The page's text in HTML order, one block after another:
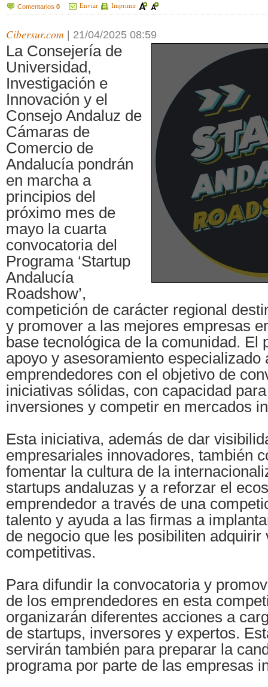
Comentarios 0 Enviar Imprimir
Cibersur.com 21/04/2025 08:59
La Consejería de
Universidad,
Investigación e
Innovación y el
Consejo Andaluz de
Cámaras de
Comercio de
Andalucía pondrán
en marcha a
principios del
próximo mes de
mayo la cuarta
convocatoria del
Programa ‘Startup
Andalucía
Roadshow’,
competición de carácter regional
y promover a las mejores empresas
base tecnológica de la comunidad. El
apoyo y asesoramiento especializado
emprendedores con el objetivo de
iniciativas sólidas, con capacidad
inversiones y competir en mercados
Esta iniciativa, además de dar
empresariales innovadores, también
fomentar la cultura de la
startups andaluzas y a reforzar el
emprendedor a través de una
talento y ayuda a las firmas a
de negocio que les posibiliten adquirir
competitivas.
Para difundir la convocatoria y
de los emprendedores en esta
organizarán diferentes acciones a
de startups, inversores y expertos.
servirán también para preparar la
programa por parte de las empresas